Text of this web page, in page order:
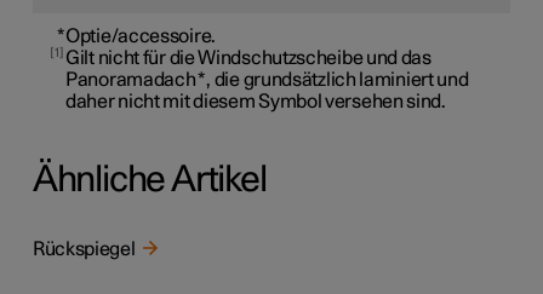
*Optie/accessoire.
1
Gilt nicht für die Windschutzscheibe und das
Panoramadach*, die grundsätzlich laminiert und
daher nicht mit diesem Symbol versehen sind.
Ähnliche Artikel
Rückspiegel